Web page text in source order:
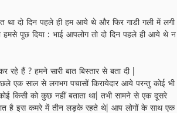
था दो दिन पहले ही हम आये थे और फिर गाडी गली में लगी
पूछ दिया : भाई आपलोग तो दो दिन पहले ही आये थे न
हैं ? हमने सारी बात बिस्तार से बता दी |
एक साल से लगभग पचासों किरायेदार आये परन्तु कोई भी
किसी को कुछ नहीं बताता था| तभी सामने से एक दूसरे
है इस कमरे में तीन लड़के रहते थे| आप लोगों के साथ एक